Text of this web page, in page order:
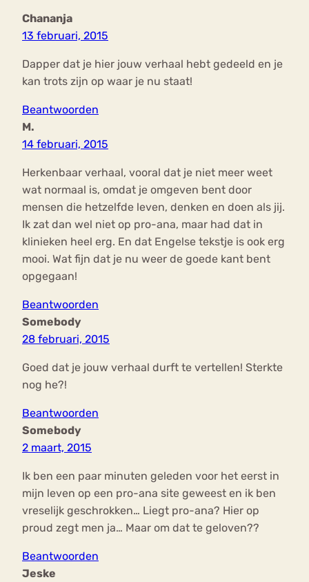
Chananja
13 februari, 2015
Dapper dat je hier jouw verhaal hebt gedeeld en je
kan trots zijn op waar je nu staat!
Beantwoorden
M.
14 februari, 2015
Herkenbaar verhaal, vooral dat je niet meer weet
wat normaal is, omdat je omgeven bent door
mensen die hetzelfde leven, denken en doen als jij.
Ik zat dan wel niet op pro-ana, maar had dat in
klinieken heel erg. En dat Engelse tekstje is ook erg
mooi. Wat fijn dat je nu weer de goede kant bent
opgegaan!
Beantwoorden
Somebody
28 februari, 2015
Goed dat je jouw verhaal durft te vertellen! Sterkte
nog he?!
Beantwoorden
Somebody
2 maart, 2015
Ik ben een paar minuten geleden voor het eerst in
mijn leven op een pro-ana site geweest en ik ben
vreselijk geschrokken… Liegt pro-ana? Hier op
proud zegt men ja… Maar om dat te geloven??
Beantwoorden
Jeske